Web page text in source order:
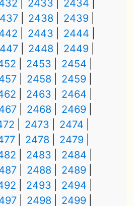
2433
2434
2438
2439
2443
2444
2448
2449
2453
2454
2458
2459
2463
2464
2468
2469
2473
2474
2478
2479
2483
2484
2488
2489
2493
2494
2498
2499